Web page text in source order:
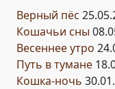
Верный пёс
Кошачьи сны
Весеннее утро
Путь в тумане
Кошка-ночь